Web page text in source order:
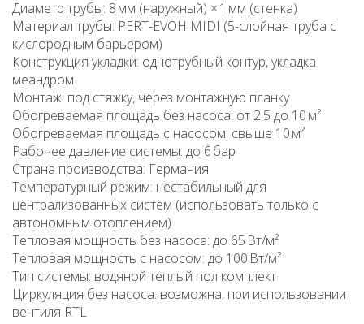
Диаметр трубы: 8 мм (наружный) × 1 мм (стенка)
Материал трубы: PERT-EVOH MIDI (5-слойная труба с
кислородным барьером)
Конструкция укладки: однотрубный контур, укладка
меандром
Монтаж: под стяжку, через монтажную планку
Обогреваемая площадь без насоса: от 2,5 до 10 м²
Обогреваемая площадь с насосом: свыше 10 м²
Рабочее давление системы: до 6 бар
Страна производства: Германия
Температурный режим: нестабильный для
централизованных систем (использовать только с
автономным отоплением)
Тепловая мощность без насоса: до 65 Вт/м²
Тепловая мощность с насосом: до 100 Вт/м²
Тип системы: водяной теплый пол комплект
Циркуляция без насоса: возможна, при использовании
вентиля RTL